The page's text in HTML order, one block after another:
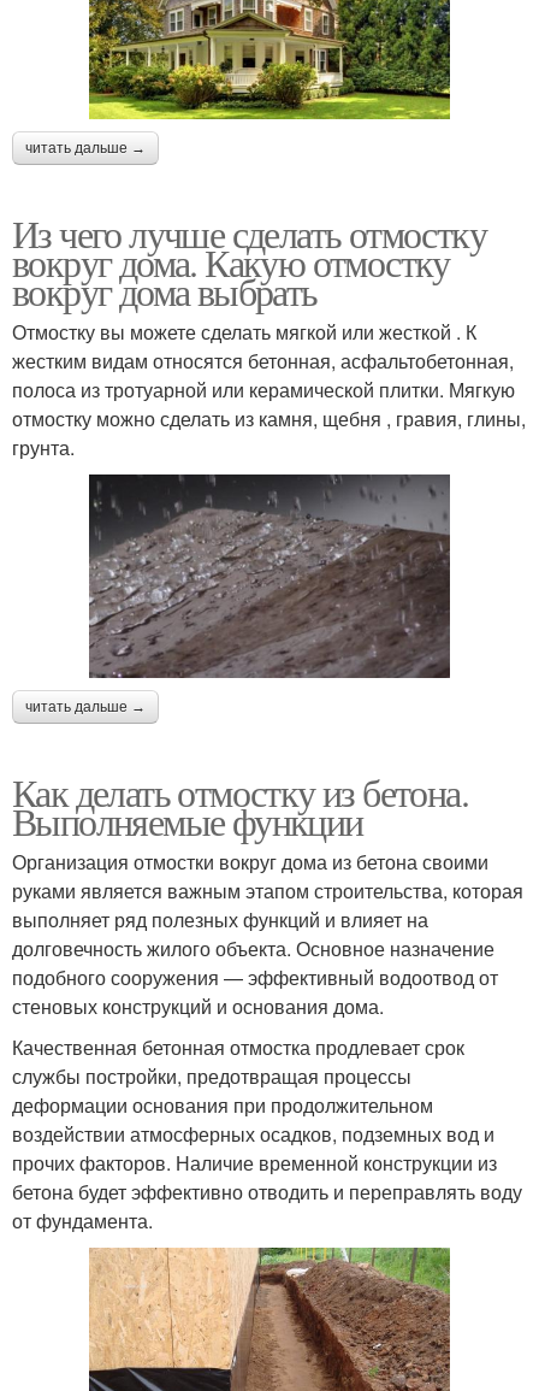
читать дальше →
Из чего лучше сделать отмостку
вокруг дома. Какую отмостку
вокруг дома выбрать
Отмостку вы можете сделать мягкой или жесткой . К
жестким видам относятся бетонная, асфальтобетонная,
полоса из тротуарной или керамической плитки. Мягкую
отмостку можно сделать из камня, щебня , гравия, глины,
грунта.
читать дальше →
Как делать отмостку из бетона.
Выполняемые функции
Организация отмостки вокруг дома из бетона своими
руками является важным этапом строительства, которая
выполняет ряд полезных функций и влияет на
долговечность жилого объекта. Основное назначение
подобного сооружения — эффективный водоотвод от
стеновых конструкций и основания дома.
Качественная бетонная отмостка продлевает срок
службы постройки, предотвращая процессы
деформации основания при продолжительном
воздействии атмосферных осадков, подземных вод и
прочих факторов. Наличие временной конструкции из
бетона будет эффективно отводить и переправлять воду
от фундамента.